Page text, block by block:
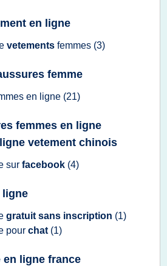
en ligne
vetements femmes (3)
femme
en ligne (21)
femmes en ligne
vetement chinois
sur facebook (4)
ligne
gratuit sans inscription (1)
pour chat (1)
en ligne france